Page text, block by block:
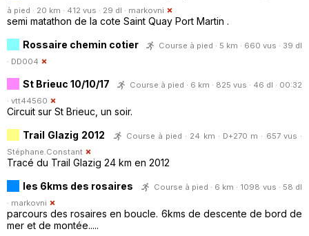
à pied · 20 km · 412 vus · 29 dl · markovni
semi matathon de la cote Saint Quay Port Martin .
Rossaire chemin cotier
Course à pied · 5 km · 660 vus · 39 dl
· DD004
St Brieuc 10/10/17
Course à pied · 6 km · 825 vus · 46 dl · 00:32
· vtt44560
Circuit sur St Brieuc, un soir.
Trail Glazig 2012
Course à pied · 24 km · D+270 m · 657 vus ·
Stéphane.Constant
Tracé du Trail Glazig 24 km en 2012
les 6kms des rosaires
Course à pied · 6 km · 1098 vus · 58 dl
· markovni
parcours des rosaires en boucle. 6kms de descente de bord de
mer et de montée.....